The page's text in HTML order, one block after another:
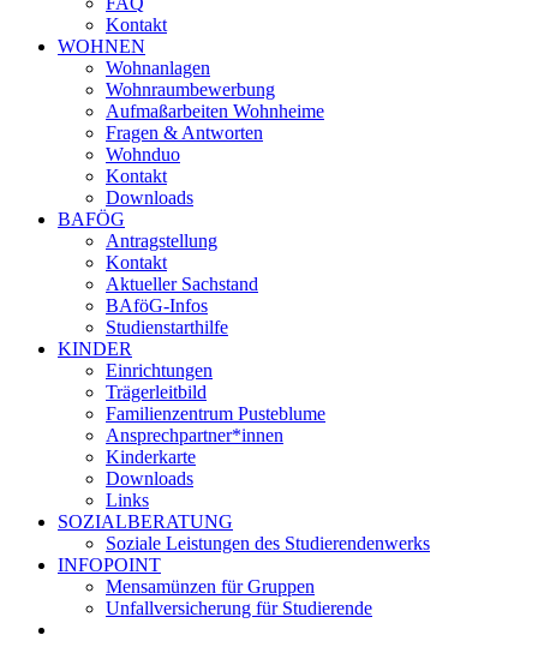
Kontakt
WOHNEN
Wohnanlagen
Wohnraumbewerbung
Aufmaßarbeiten Wohnheime
Fragen & Antworten
Wohnduo
Kontakt
Downloads
BAFÖG
Antragstellung
Kontakt
Aktueller Sachstand
BAföG-Infos
Studienstarthilfe
KINDER
Einrichtungen
Trägerleitbild
Familienzentrum Pusteblume
Ansprechpartner*innen
Kinderkarte
Downloads
Links
SOZIALBERATUNG
Soziale Leistungen des Studierendenwerks
INFOPOINT
Mensamünzen für Gruppen
Unfallversicherung für Studierende